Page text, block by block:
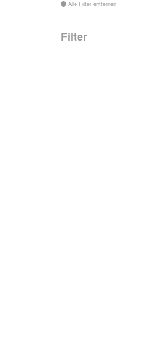
Alle Filter entfernen
Filter